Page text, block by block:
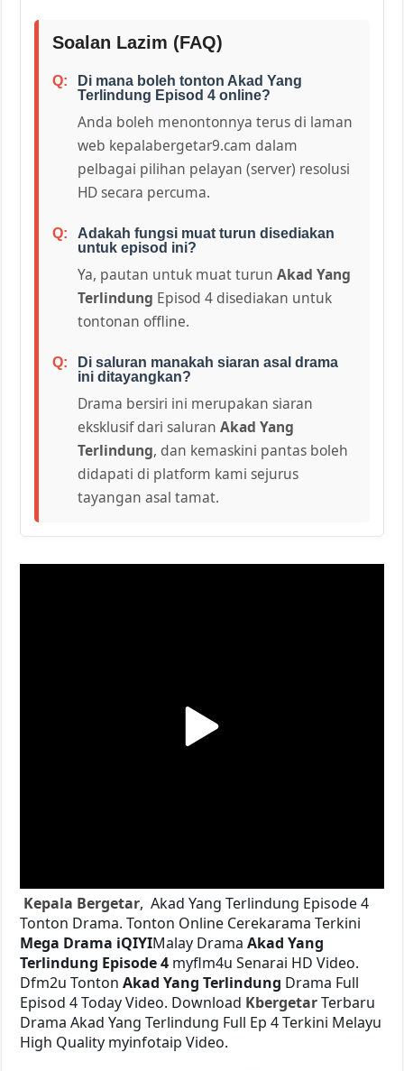
Soalan Lazim (FAQ)
Di mana boleh tonton Akad Yang
Terlindung Episod 4 online?
Anda boleh menontonnya terus di laman
web kepalabergetar9.cam dalam
pelbagai pilihan pelayan (server) resolusi
HD secara percuma.
Adakah fungsi muat turun disediakan
untuk episod ini?
Ya, pautan untuk muat turunAkad Yang
Terlindung Episod 4 disediakan untuk
tontonan offline.
Di saluran manakah siaran asal drama
ini ditayangkan?
Drama bersiri ini merupakan siaran
eksklusif dari saluranAkad Yang
Terlindung, dan kemaskini pantas boleh
didapati di platform kami sejurus
tayangan asal tamat.
Kepala Bergetar, Akad Yang Terlindung Episode 4
Tonton Drama. Tonton Online Cerekarama Terkini
Mega Drama iQIYIMalay DramaAkad Yang
Terlindung Episode 4 myflm4u Senarai HD Video.
Dfm2u TontonAkad Yang Terlindung Drama Full
Episod 4 Today Video. Download KbergetarTerbaru
Drama Akad Yang Terlindung Full Ep 4 Terkini Melayu
High Quality myinfotaip Video.